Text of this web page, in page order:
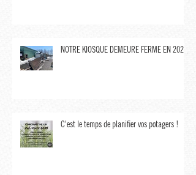
NOTRE KIOSQUE DEMEURE FERMÉ EN 2023,
C'est le temps de planifier vos potagers !